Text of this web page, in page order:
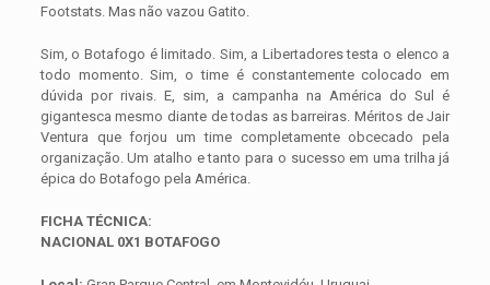
Footstats. Mas não vazou Gatito.
Sim, o Botafogo é limitado. Sim, a Libertadores testa o elenco a
todo momento. Sim, o time é constantemente colocado em
dúvida por rivais. E, sim, a campanha na América do Sul é
gigantesca mesmo diante de todas as barreiras. Méritos de Jair
Ventura que forjou um time completamente obcecado pela
organização. Um atalho e tanto para o sucesso em uma trilha já
épica do Botafogo pela América.
FICHA TÉCNICA:
NACIONAL 0X1 BOTAFOGO